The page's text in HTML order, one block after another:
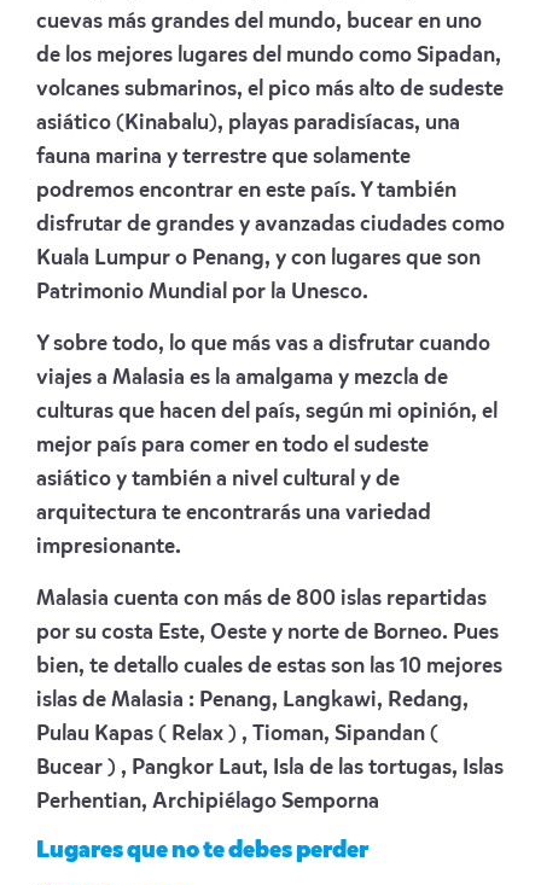
cuevas más grandes del mundo, bucear en uno
de los mejores lugares del mundo como Sipadan,
volcanes submarinos, el pico más alto de sudeste
asiático (Kinabalu), playas paradisíacas, una
fauna marina y terrestre que solamente
podremos encontrar en este país. Y también
disfrutar de grandes y avanzadas ciudades como
Kuala Lumpur o Penang, y con lugares que son
Patrimonio Mundial por la Unesco.
Y sobre todo, lo que más vas a disfrutar cuando
viajes a Malasia es la amalgama y mezcla de
culturas que hacen del país, según mi opinión, el
mejor país para comer en todo el sudeste
asiático y también a nivel cultural y de
arquitectura te encontrarás una variedad
impresionante.
Malasia cuenta con más de 800 islas repartidas
por su costa Este, Oeste y norte de Borneo. Pues
bien, te detallo cuales de estas son las 10 mejores
islas de Malasia : Penang, Langkawi, Redang,
Pulau Kapas ( Relax ) , Tioman, Sipandan (
Bucear ) , Pangkor Laut, Isla de las tortugas, Islas
Perhentian, Archipiélago Semporna
Lugares que no te debes perder